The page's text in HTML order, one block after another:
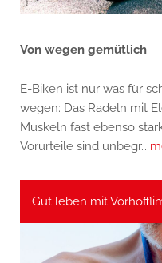
Von wegen gemütlich
E-Biken ist nur was für
wegen: Das Radeln mit
Muskeln fast ebenso
Vorurteile sind unbegr…
Gut leben mit